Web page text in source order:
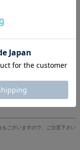
見る
ございますので、ご注意下さい